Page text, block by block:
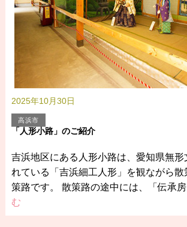
2025年10月30日
高浜市
「人形小路」のご紹介
吉浜地区にある人形小路は、愛知県無形
れている「吉浜細工人形」を観ながら散
策路です。 散策路の途中には、「伝承
む